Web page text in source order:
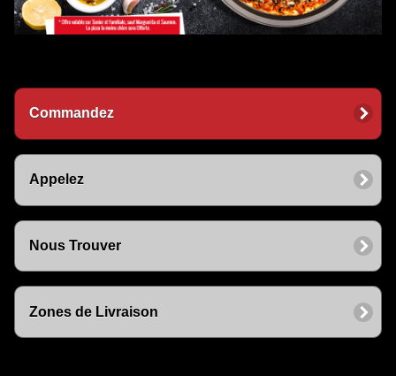
Commandez
Appelez
Nous Trouver
Zones de Livraison